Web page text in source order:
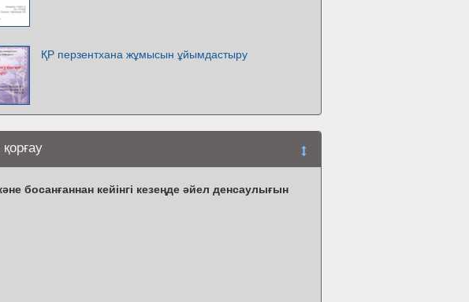
ҚР перзентхана жұмысын ұйымдастыру
босанғаннан кейінгі кезеңде әйел денсаулығын